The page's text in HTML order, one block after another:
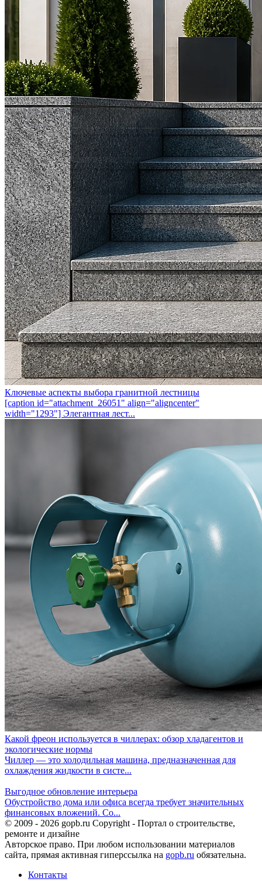
Ключевые аспекты выбора гранитной лестницы
[caption id="attachment_26051" align="aligncenter"
width="1293"] Элегантная лест...
Какой фреон используется в чиллерах: обзор хладагентов и
экологические нормы
Чиллер — это холодильная машина, предназначенная для
охлаждения жидкости в систе...
Выгодное обновление интерьера
Обустройство дома или офиса всегда требует значительных
финансовых вложений. Со...
© 2009 - 2026 gopb.ru Copyright - Портал о строительстве,
ремонте и дизайне
Авторское право. При любом использовании материалов
сайта, прямая активная гиперссылка на gopb.ru обязательна.
Контакты